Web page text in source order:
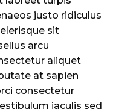
justo ridiculus
sit
arcu
aliquet
at sapien
consectetur
iaculis sed